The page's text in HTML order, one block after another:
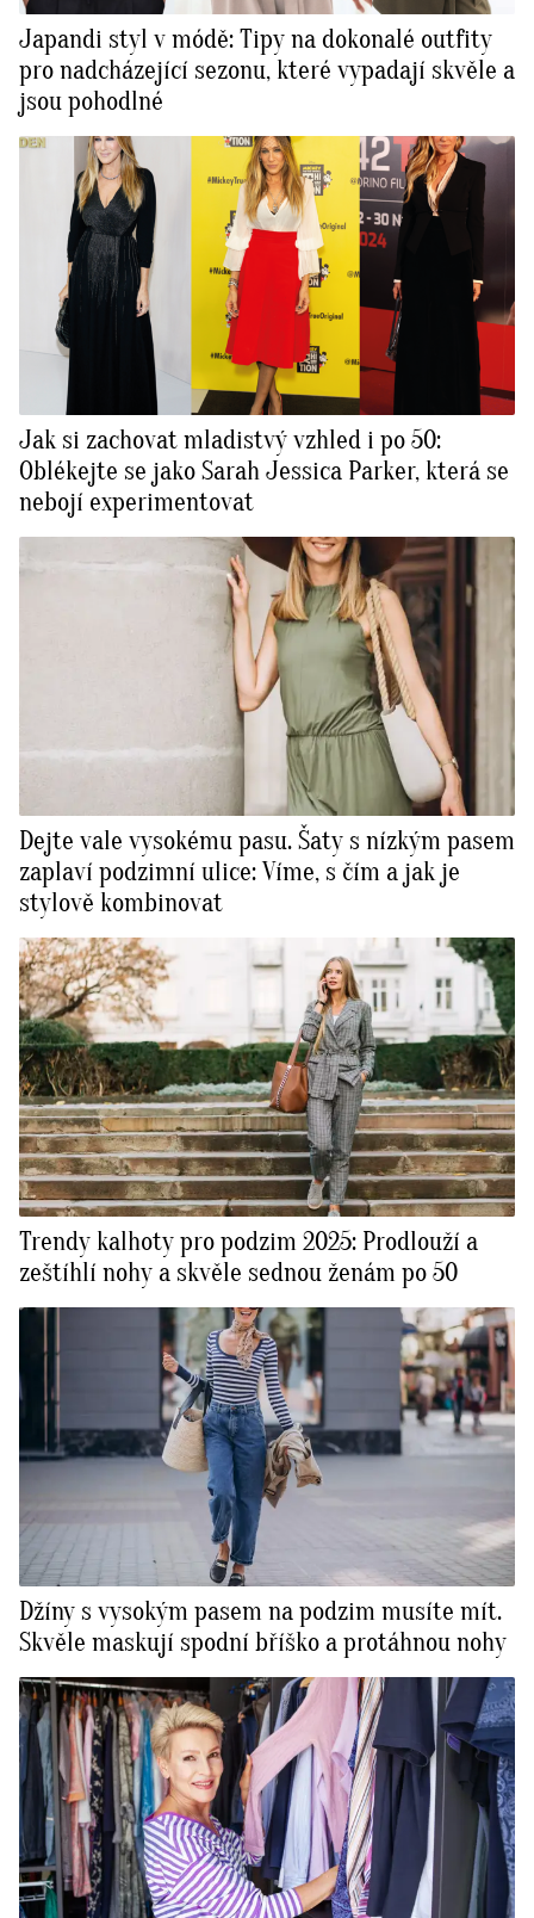
Japandi styl v módě: Tipy na dokonalé outfity
pro nadcházející sezonu, které vypadají skvěle a
jsou pohodlné
Jak si zachovat mladistvý vzhled i po 50:
Oblékejte se jako Sarah Jessica Parker, která se
nebojí experimentovat
Dejte vale vysokému pasu. Šaty s nízkým pasem
zaplaví podzimní ulice: Víme, s čím a jak je
stylově kombinovat
Trendy kalhoty pro podzim 2025: Prodlouží a
zeštíhlí nohy a skvěle sednou ženám po 50
Džíny s vysokým pasem na podzim musíte mít.
Skvěle maskují spodní bříško a protáhnou nohy